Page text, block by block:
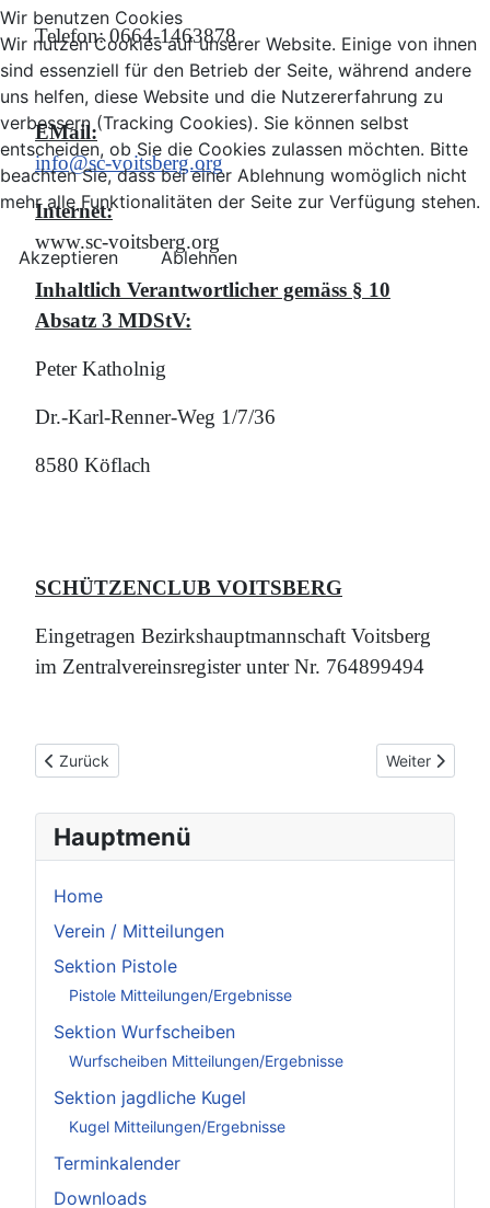
Hauptmenü
Home
Verein / Mitteilungen
Sektion Pistole
Pistole Mitteilungen/Ergebnisse
Sektion Wurfscheiben
Wurfscheiben Mitteilungen/Ergebnisse
Sektion jagdliche Kugel
Kugel Mitteilungen/Ergebnisse
Terminkalender
Downloads
Telefon: 0664-1463878
EMail:
info@sc-voitsberg.org
Internet:
www.sc-voitsberg.org
Inhaltlich Verantwortlicher gemäss § 10
Absatz 3 MDStV:
Peter Katholnig
Dr.-Karl-Renner-Weg 1/7/36
8580 Köflach
SCHÜTZENCLUB VOITSBERG
Eingetragen Bezirkshauptmannschaft Voitsberg
im Zentralvereinsregister unter Nr. 764899494
Vorheriger Beitrag: Disclaimer - rechtliche Hinweise
Zurück Nächster
Weiter
Wir benutzen Cookies
Wir nutzen Cookies auf unserer Website. Einige von ihnen
sind essenziell für den Betrieb der Seite, während andere
uns helfen, diese Website und die Nutzererfahrung zu
verbessern (Tracking Cookies). Sie können selbst
entscheiden, ob Sie die Cookies zulassen möchten. Bitte
beachten Sie, dass bei einer Ablehnung womöglich nicht
mehr alle Funktionalitäten der Seite zur Verfügung stehen.
Akzeptieren Ablehnen